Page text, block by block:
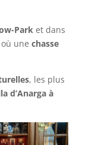
Park et dans
une chasse
, les plus
d’Anarga à